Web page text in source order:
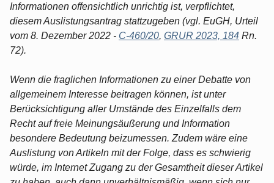
Informationen offensichtlich unrichtig ist, verpflichtet,
diesem Auslistungsantrag stattzugeben (vgl. EuGH, Urteil
vom 8. Dezember 2022 - C-460/20, GRUR 2023, 184 Rn.
72).
Wenn die fraglichen Informationen zu einer Debatte von
allgemeinem Interesse beitragen können, ist unter
Berücksichtigung aller Umstände des Einzelfalls dem
Recht auf freie Meinungsäußerung und Information
besondere Bedeutung beizumessen. Zudem wäre eine
Auslistung von Artikeln mit der Folge, dass es schwierig
würde, im Internet Zugang zu der Gesamtheit dieser Artikel